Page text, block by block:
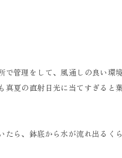
で管理をして、風通しの良い環
真夏の直射日光に当てすぎると
たら、鉢底から水が流れ出るく